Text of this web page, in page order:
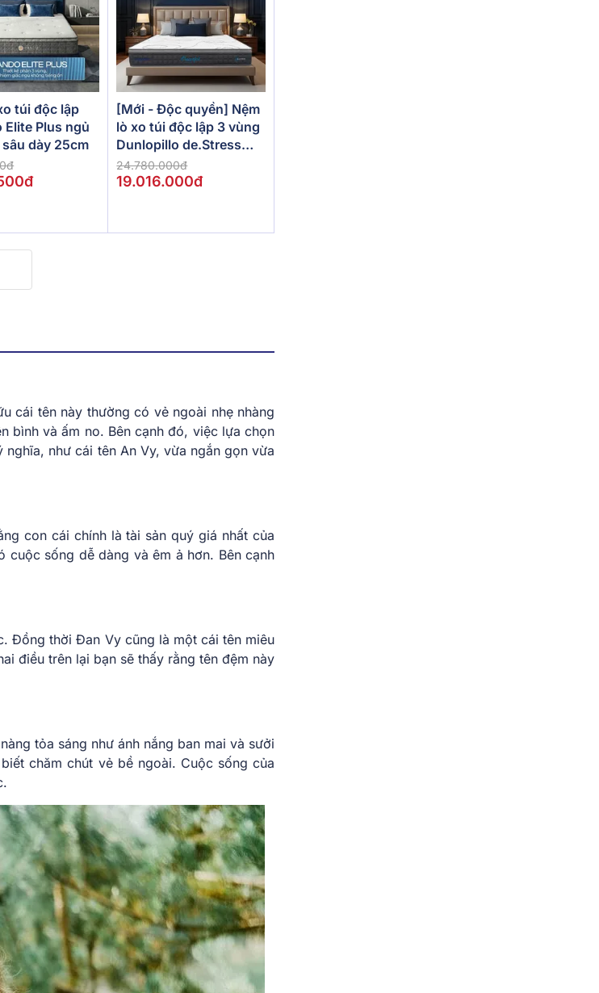
túi độc lập
Elite Plus ngủ
sâu dày 25cm
[Mới - Độc quyền] Nệm
lò xo túi độc lập 3 vùng
Dunlopillo de.Stress
Powerful
24.780.000đ
19.016.000đ
cái tên này thường có vẻ ngoài nhẹ nhàng
bình và ấm no. Bên cạnh đó, việc lựa chọn
như cái tên An Vy, vừa ngắn gọn vừa
con cái chính là tài sản quý giá nhất của
cuộc sống dễ dàng và êm ả hơn. Bên cạnh
Đồng thời Đan Vy cũng là một cái tên miêu
điều trên lại bạn sẽ thấy rằng tên đệm này
tỏa sáng như ánh nắng ban mai và sưởi
chăm chút vẻ bề ngoài. Cuộc sống của